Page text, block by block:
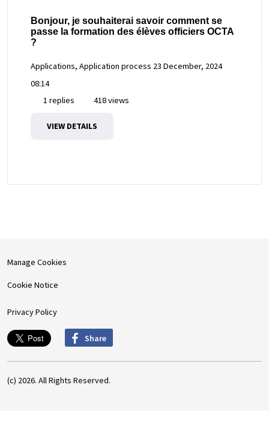
Bonjour, je souhaiterai savoir comment se
passe la formation des élèves officiers OCTA
?
Applications, Application process 23 December, 2024
08:14
1 replies
418 views
VIEW DETAILS
Manage Cookies
Cookie Notice
Privacy Policy
Share
(c) 2026. All Rights Reserved.